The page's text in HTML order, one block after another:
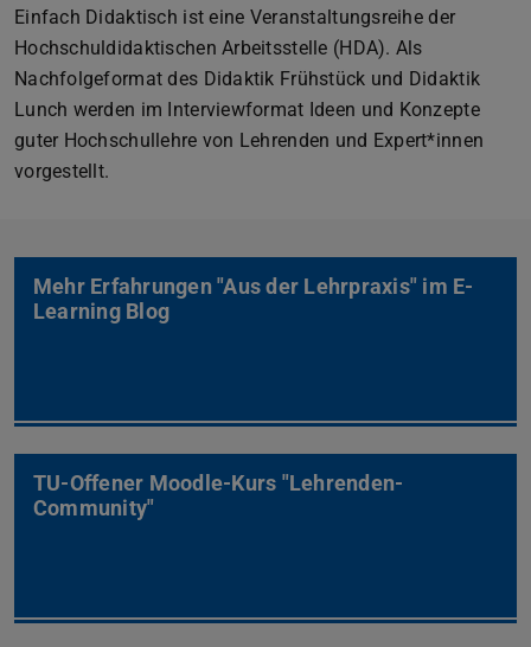
Einfach Didaktisch ist eine Veranstaltungsreihe der
Hochschuldidaktischen Arbeitsstelle (HDA). Als
Nachfolgeformat des Didaktik Frühstück und Didaktik
Lunch werden im Interviewformat Ideen und Konzepte
guter Hochschullehre von Lehrenden und Expert*innen
vorgestellt.
Mehr Erfahrungen "Aus der Lehrpraxis" im E-
Learning Blog
TU-Offener Moodle-Kurs "Lehrenden-
Community"